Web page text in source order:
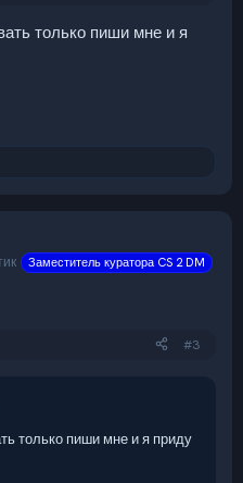
только пиши мне и я
Заместитель куратора CS 2 DM
#3
только пиши мне и я приду